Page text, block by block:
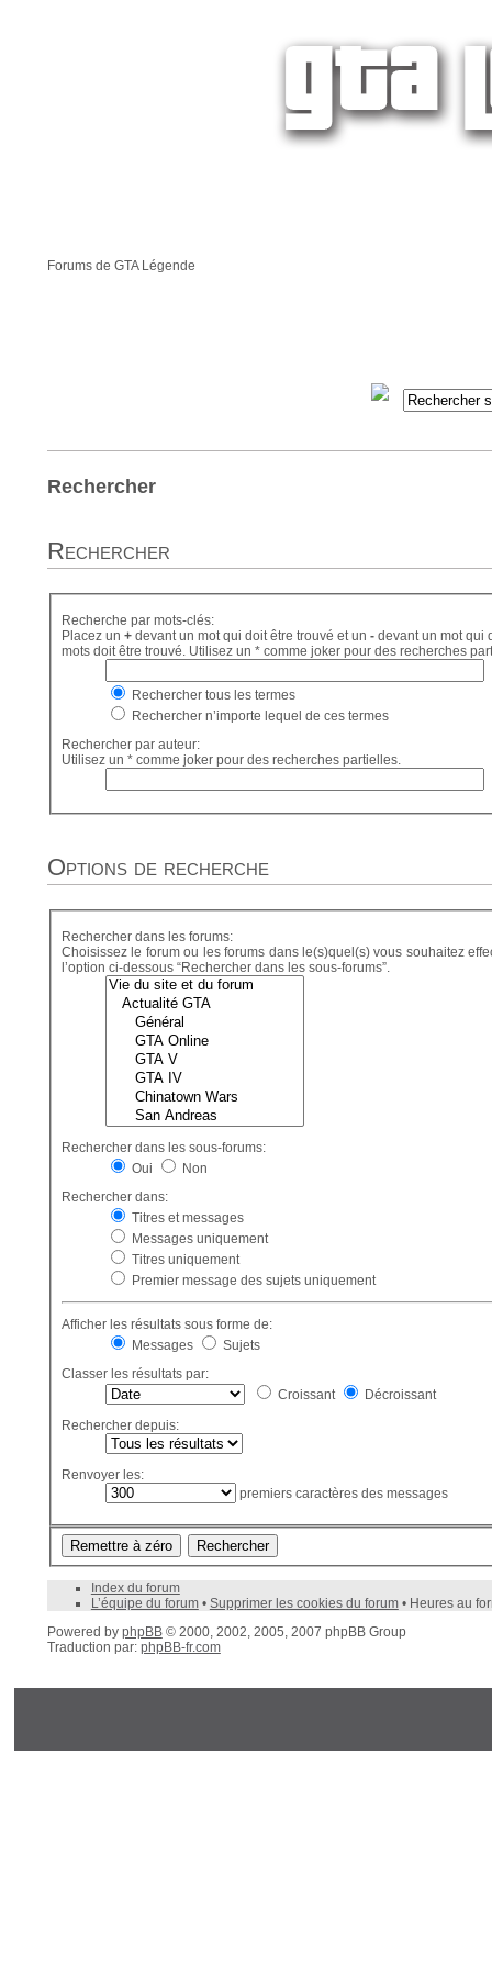
Forums de GTA Légende
Rechercher
Rechercher
Recherche par mots-clés:
Placez un +devant un mot qui doit être trouvé et un -devant un mot qui
mots doit être trouvé. Utilisez un * comme joker pour des recherches
Rechercher tous les termes
Rechercher n’importe lequel de ces termes
Rechercher par auteur:
Utilisez un * comme joker pour des recherches partielles.
Options de recherche
Rechercher dans les forums:
Choisissez le forum ou les forums dans le(s)quel(s) vous souhaitez
l’option ci-dessous “Rechercher dans les sous-forums”.
Rechercher dans les sous-forums:
Oui
Non
Rechercher dans:
Titres et messages
Messages uniquement
Titres uniquement
Premier message des sujets uniquement
Afficher les résultats sous forme de:
Messages
Sujets
Classer les résultats par:
Croissant
Décroissant
Rechercher depuis:
Renvoyer les:
premiers caractères des messages
Index du forum
L’équipe du forum• Supprimer les cookies du forum• Heures au
Powered by phpBB© 2000, 2002, 2005, 2007 phpBB Group
Traduction par: phpBB-fr.com